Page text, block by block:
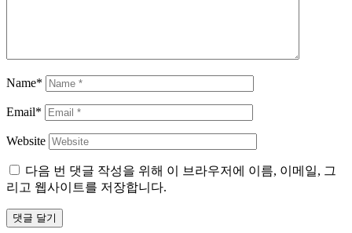
Name*
Email*
Website
다음 번 댓글 작성을 위해 이 브라우저에 이름, 이메일, 그
리고 웹사이트를 저장합니다.